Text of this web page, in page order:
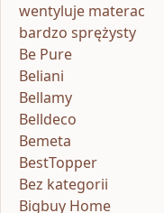
wentyluje materac
bardzo sprężysty
Be Pure
Beliani
Bellamy
Belldeco
Bemeta
BestTopper
Bez kategorii
Bigbuy Home